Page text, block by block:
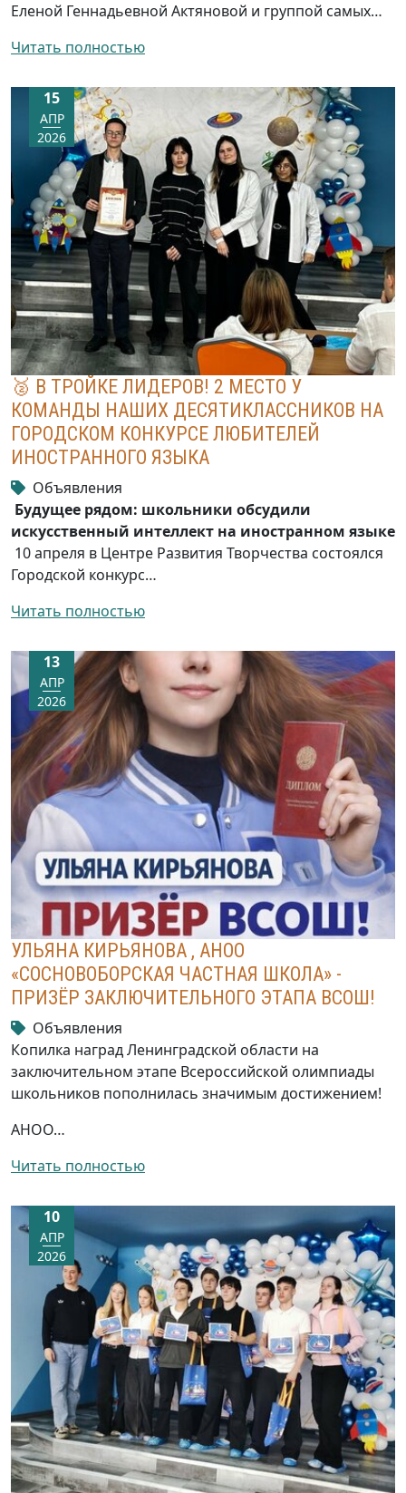
Еленой Геннадьевной Актяновой и группой самых…
Читать полностью
🥈 В ТРОЙКЕ ЛИДЕРОВ! 2 МЕСТО У
КОМАНДЫ НАШИХ ДЕСЯТИКЛАССНИКОВ НА
ГОРОДСКОМ КОНКУРСЕ ЛЮБИТЕЛЕЙ
ИНОСТРАННОГО ЯЗЫКА
15
АПР
2026
Объявления
Будущее рядом: школьники обсудили
искусственный интеллект на иностранном языке
10 апреля в Центре Развития Творчества состоялся
Городской конкурс…
Читать полностью
УЛЬЯНА КИРЬЯНОВА , АНОО
«СОСНОВОБОРСКАЯ ЧАСТНАЯ ШКОЛА» -
ПРИЗЁР ЗАКЛЮЧИТЕЛЬНОГО ЭТАПА ВСОШ!
13
АПР
2026
Объявления
Копилка наград Ленинградской области на
заключительном этапе Всероссийской олимпиады
школьников пополнилась значимым достижением!
АНОО…
Читать полностью
10
АПР
2026